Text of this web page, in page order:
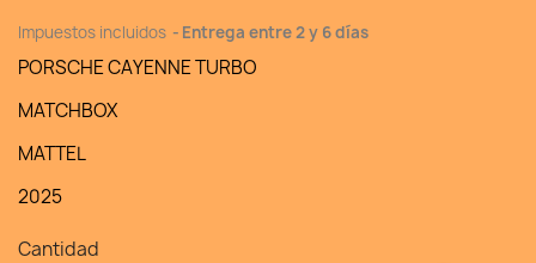
Impuestos incluidos Entrega entre 2 y 6 días
PORSCHE CAYENNE TURBO
MATCHBOX
MATTEL
2025
Cantidad